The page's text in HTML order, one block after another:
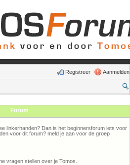
Aanmelden
Registreer
Forum
linkerhanden? Dan is het beginnersforum iets voor
voor dit forum? meld je aan voor de groep
vragen stellen over je Tomos.